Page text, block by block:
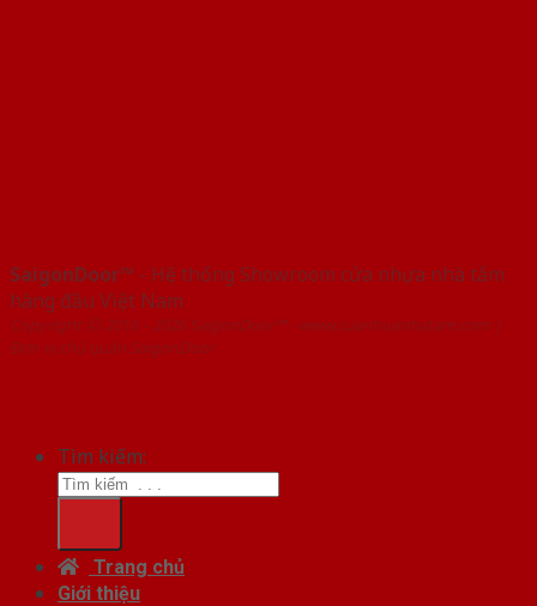
SaigonDoor™ - Hệ thống Showroom cửa nhựa nhà tắm
hàng đầu Việt Nam
Copyright ⓒ 2016 – 2026 SaigonDoor™ - www.cuanhuanhatam.com |
Đơn vị chủ quản SaigonDoor
Tìm kiếm:
Trang chủ
Giới thiệu